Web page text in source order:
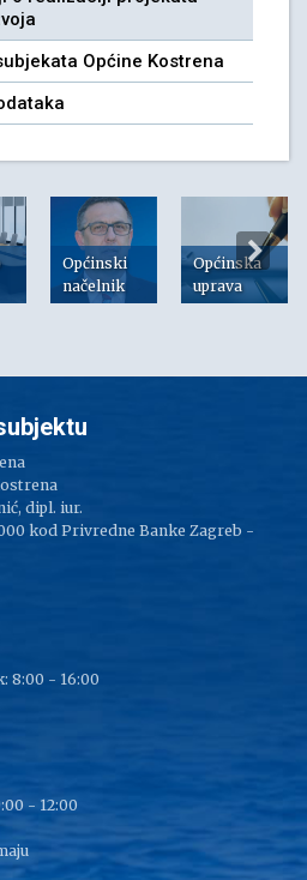
Općine Kostrena
Općinski
načelnik
Općinska
uprava
dipl. iur.
kod Privredne Banke Zagreb -
8:00 - 16:00
- 12:00